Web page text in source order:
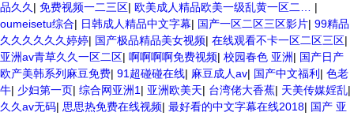
品久久 | 免费视频一二三区| 欧美成人精品欧美一级乱黄一区二… |
oumeisetu综合| 日韩成人精品中文字幕| 国产一区二区三区影片| 99精品
久久久久久久婷婷| 国产极品精品美女视频| 在线观看不卡一区二区三区|
亚洲av青草久久一区二区| 啊啊啊啊免费视频| 校园春色 亚洲| 国产日产
欧产美韩系列麻豆免费| 91超碰碰在线| 麻豆成人av| 国产中文福利 | 色老
牛| 少妇第一页| 综合网亚洲1 | 亚洲欧美天| 台湾佬大香蕉| 天美传媒婬乱|
久久av无码| 思思热免费在线视频| 最好看的中文字幕在线2018| 国产 亚